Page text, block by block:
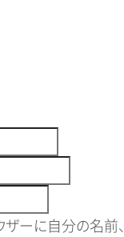
ーに自分の名前、